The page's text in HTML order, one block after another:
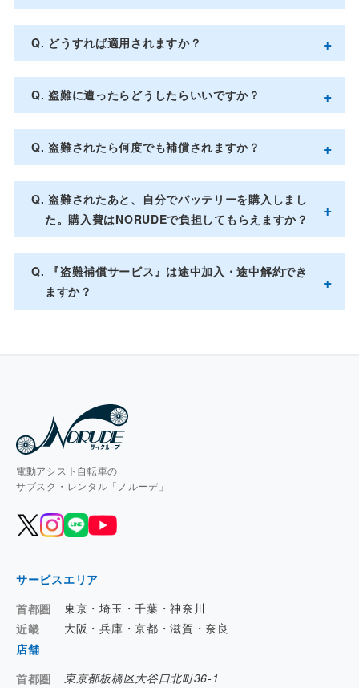
どうすれば適用されますか？
盗難に遭ったらどうしたらいいですか？
盗難されたら何度でも補償されますか？
盗難されたあと、自分でバッテリーを購入しまし
た。購入費はNORUDEで負担してもらえますか？
『盗難補償サービス』は途中加入・途中解約でき
ますか？
電動アシスト自転車の
サブスク・レンタル「ノルーデ」
サービスエリア
首都圏
東京・埼玉・千葉・神奈川
近畿
大阪・兵庫・京都・滋賀・奈良
店舗
首都圏
東京都板橋区大谷口北町36-1